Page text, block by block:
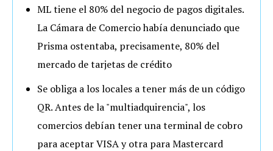
ML tiene el 80% del negocio de pagos digitales.
La Cámara de Comercio había denunciado que
Prisma ostentaba, precisamente, 80% del
mercado de tarjetas de crédito
Se obliga a los locales a tener más de un código
QR. Antes de la "multiadquirencia", los
comercios debían tener una terminal de cobro
para aceptar VISA y otra para Mastercard